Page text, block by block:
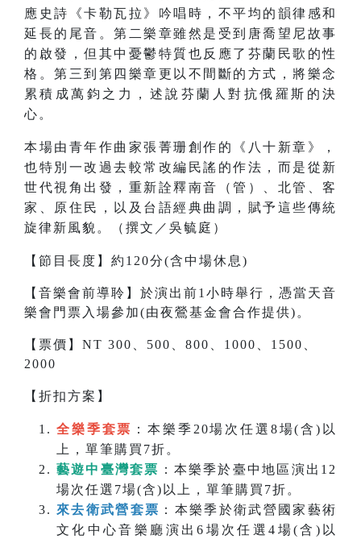
應史詩《卡勒瓦拉》吟唱時，不平均的韻律感和
延長的尾音。第二樂章雖然是受到唐喬望尼故事
的啟發，但其中憂鬱特質也反應了芬蘭民歌的性
格。第三到第四樂章更以不間斷的方式，將樂念
累積成萬鈞之力，述說芬蘭人對抗俄羅斯的決
心。
本場由青年作曲家張菁珊創作的《八十新章》，
也特別一改過去較常改編民謠的作法，而是從新
世代視角出發，重新詮釋南音（管）、北管、客
家、原住民，以及台語經典曲調，賦予這些傳統
旋律新風貌。（撰文／吳毓庭）
【節目長度】約120分(含中場休息)
【音樂會前導聆】於演出前1小時舉行，憑當天音
樂會門票入場參加(由夜鶯基金會合作提供)。
【票價】NT 300、500、800、1000、1500、
2000
【折扣方案】
全樂季套票 ：本樂季20場次任選8場(含)以
上，單筆購買7折。
藝遊中臺灣套票 ：本樂季於臺中地區演出12
場次任選7場(含)以上，單筆購買7折。
來去衛武營套票 ：本樂季於衛武營國家藝術
文化中心音樂廳演出6場次任選4場(含)以